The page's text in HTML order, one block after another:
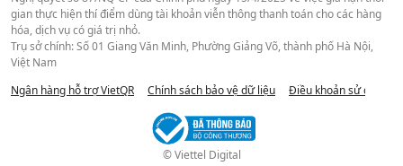
gian thực hiện thí điểm dùng tài khoản viễn thông thanh toán cho các hàng
hóa, dịch vụ có giá trị nhỏ.
Trụ sở chính: Số 01 Giang Văn Minh, Phường Giảng Võ, thành phố Hà Nội,
Việt Nam
Ngân hàng hỗ trợ VietQR
Chính sách bảo vệ dữ liệu Điều khoản sử dụng
© Viettel Digital